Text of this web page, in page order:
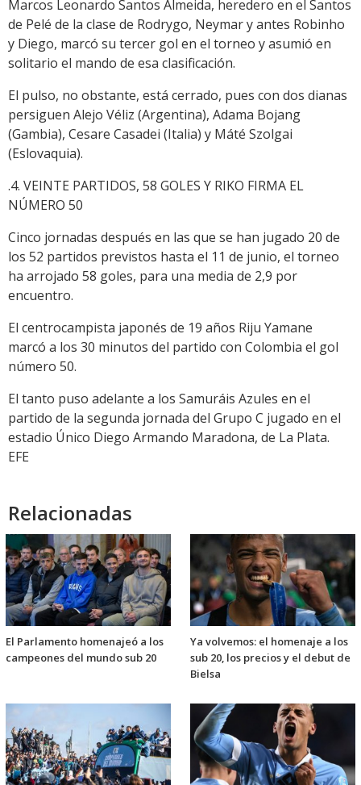
Marcos Leonardo Santos Almeida, heredero en el Santos
de Pelé de la clase de Rodrygo, Neymar y antes Robinho
y Diego, marcó su tercer gol en el torneo y asumió en
solitario el mando de esa clasificación.
El pulso, no obstante, está cerrado, pues con dos dianas
persiguen Alejo Véliz (Argentina), Adama Bojang
(Gambia), Cesare Casadei (Italia) y Máté Szolgai
(Eslovaquia).
.4. VEINTE PARTIDOS, 58 GOLES Y RIKO FIRMA EL
NÚMERO 50
Cinco jornadas después en las que se han jugado 20 de
los 52 partidos previstos hasta el 11 de junio, el torneo
ha arrojado 58 goles, para una media de 2,9 por
encuentro.
El centrocampista japonés de 19 años Riju Yamane
marcó a los 30 minutos del partido con Colombia el gol
número 50.
El tanto puso adelante a los Samuráis Azules en el
partido de la segunda jornada del Grupo C jugado en el
estadio Único Diego Armando Maradona, de La Plata.
EFE
Relacionadas
El Parlamento homenajeó a los
campeones del mundo sub 20
Ya volvemos: el homenaje a los
sub 20, los precios y el debut de
Bielsa